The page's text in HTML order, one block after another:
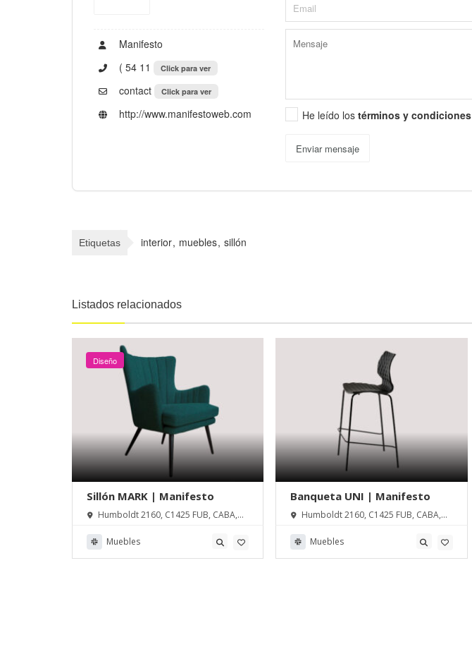
Manifesto
( 54 11
Click para ver
contact Click para ver
http://www­.manifestoweb­.com He leído los términos y condiciones
Enviar mensaje
Etiquetas interior muebles sillón
Listados relacionados
Diseño
Sillón MARK | Manifesto
Humboldt 2160, C1425 FUB, CABA,
Muebles
Banqueta UNI | Manifesto
Humboldt 2160, C1425 FUB, CABA,
Muebles